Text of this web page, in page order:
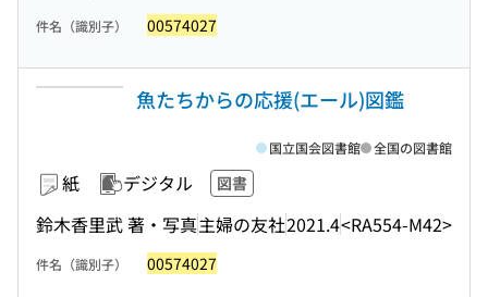
件名（識別子） 00574027
魚たちからの応援(エール)図鑑
紙 デジタル 図書
鈴木香里武 著・写真主婦の友社2021.4<RA554-M42>
国立国会図書館 全国の図書館
件名（識別子） 00574027